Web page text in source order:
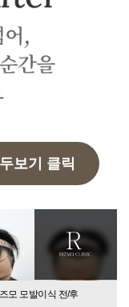
보기 클릭
모 모발이식 전/후